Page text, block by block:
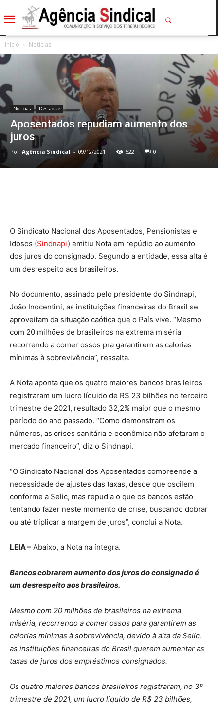
Início Notícias
Notícias Destaque
Aposentados repudiam aumento dos
juros
Por Agência Sindical - 09/12/2021 522 0
O Sindicato Nacional dos Aposentados, Pensionistas e
Idosos (Sindnapi) emitiu Nota em repúdio ao aumento
dos juros do consignado. Segundo a entidade, essa alta é
um desrespeito aos brasileiros.
No documento, assinado pelo presidente do Sindnapi,
João Inocentini, as instituições financeiras do Brasil se
aproveitam da situação caótica que o País vive. “Mesmo
com 20 milhões de brasileiros na extrema miséria,
recorrendo a comer ossos pra garantirem as calorias
mínimas à sobrevivência”, ressalta.
A Nota aponta que os quatro maiores bancos brasileiros
registraram um lucro líquido de R$ 23 bilhões no terceiro
trimestre de 2021, resultado 32,2% maior que o mesmo
período do ano passado. “Como demonstram os
números, as crises sanitária e econômica não afetaram o
mercado financeiro”, diz o Sindnapi.
“O Sindicato Nacional dos Aposentados compreende a
necessidade de ajustes das taxas, desde que oscilem
conforme a Selic, mas repudia o que os bancos estão
tentando fazer neste momento de crise, buscando dobrar
ou até triplicar a margem de juros”, conclui a Nota.
LEIA – Abaixo, a Nota na íntegra.
Bancos cobrarem aumento dos juros do consignado é
um desrespeito aos brasileiros.
Mesmo com 20 milhões de brasileiros na extrema
miséria, recorrendo a comer ossos para garantirem as
calorias mínimas à sobrevivência, devido à alta da Selic,
as instituições financeiras do Brasil querem aumentar as
taxas de juros dos empréstimos consignados.
Os quatro maiores bancos brasileiros registraram, no 3º
trimestre de 2021, um lucro líquido de R$ 23 bilhões,